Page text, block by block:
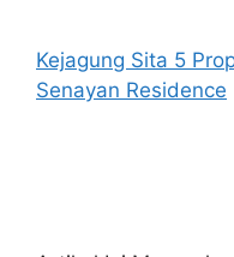
Kejagung Sita 5
Senayan Residence